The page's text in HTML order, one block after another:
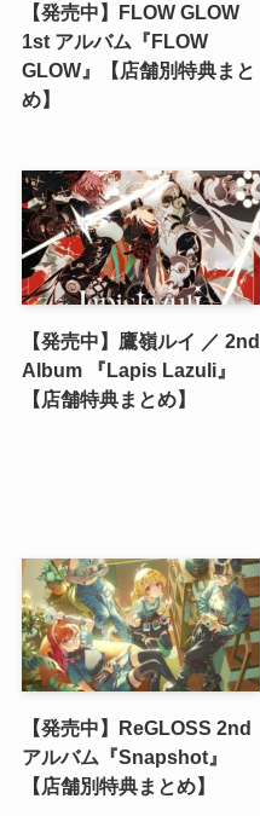
【発売中】FLOW GLOW
1st アルバム『FLOW
GLOW』【店舗別特典まと
め】
【発売中】鷹嶺ルイ ／ 2nd
Album 『Lapis Lazuli』
【店舗特典まとめ】
【発売中】ReGLOSS 2nd
アルバム『Snapshot』
【店舗別特典まとめ】